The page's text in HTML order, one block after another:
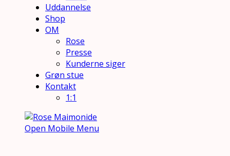
Uddannelse
Shop
OM
Rose
Presse
Kunderne siger
Grøn stue
Kontakt
1:1
Open Mobile Menu